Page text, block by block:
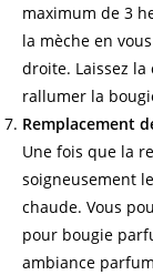
maximum de 3
la mèche en
droite. Laissez
rallumer la
Remplacement
Une fois que la
soigneusement
chaude. Vous
pour bougie
ambiance